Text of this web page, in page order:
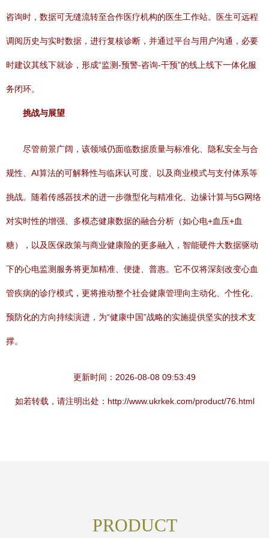
咨询时，数据可无缝流转至合作医疗机构的医生工作站。医生可远程
调阅历史与实时数据，进行复核诊断，并通过平台与用户沟通，必要
时建议其线下就诊，形成“监测-预警-咨询-干预”的线上线下一体化服
务闭环。
挑战与展望
尽管前景广阔，该领域仍面临数据质量与标准化、隐私安全与合
规性、AI算法的可解释性与临床认可度、以及商业模式与支付体系等
挑战。随着传感器技术的进一步微型化与精准化、边缘计算与5G网络
对实时性的增强、多模态健康数据的融合分析（如心电+血压+血
糖），以及医保政策与商业健康险的更多融入，智能硬件大数据驱动
下的心电监测服务将更加精准、便捷、普惠。它不仅将深刻改变心血
管疾病的诊疗模式，更将推动整个社会健康管理向主动化、个性化、
预防化的方向持续演进，为“健康中国”战略的实施提供坚实的技术支
撑。
更新时间：2026-08-08 09:53:49
如若转载，请注明出处：http://www.ukrkek.com/product/76.html
PRODUCT